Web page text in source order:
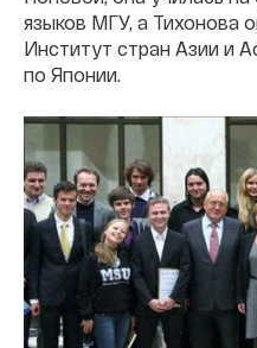
языков МГУ, а Тихонова
Институт стран Азии и
по Японии.